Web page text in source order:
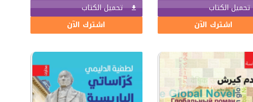
تحميل الكتاب
اشترك الآن
تحميل الكتاب
اشترك الآن